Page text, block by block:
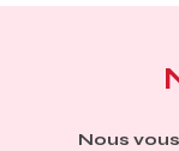
Nous vous